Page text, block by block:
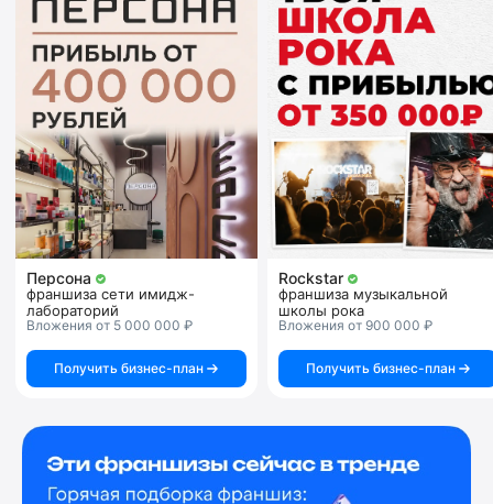
Персона
франшиза сети имидж-
лабораторий
Вложения от 5 000 000 ₽
Получить бизнес-план
Rockstar
франшиза музыкальной
школы рока
Вложения от 900 000 ₽
Получить бизнес-план